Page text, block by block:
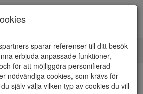
Visa filter
sparar referenser till ditt besök
erbjuda anpassade funktioner,
för att möjliggöra personifierad
nödvändiga cookies, som krävs för
själv välja vilken typ av cookies du vill